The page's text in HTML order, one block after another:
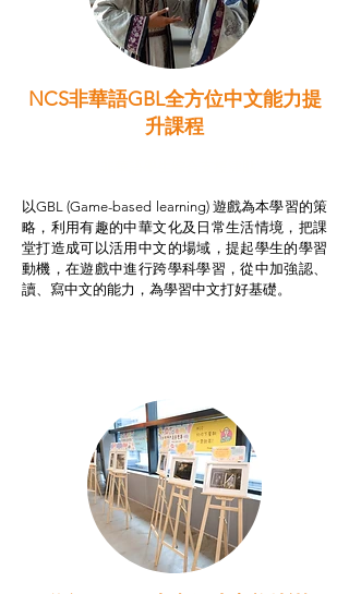
NCS非華語GBL全方位中文能力提
升課程
以GBL (Game-based learning) 遊戲為本學習的策
略，利用有趣的中華文化及日常生活情境，把課
堂打造成可以活用中文的場域，提起學生的學習
動機，在遊戲中進行跨學科學習，從中加強認、
讀、寫中文的能力，為學習中文打好基礎。